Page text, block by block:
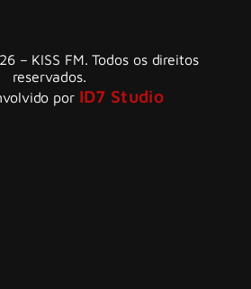
– KISS FM. Todos os direitos
reservados.
por ID7 Studio